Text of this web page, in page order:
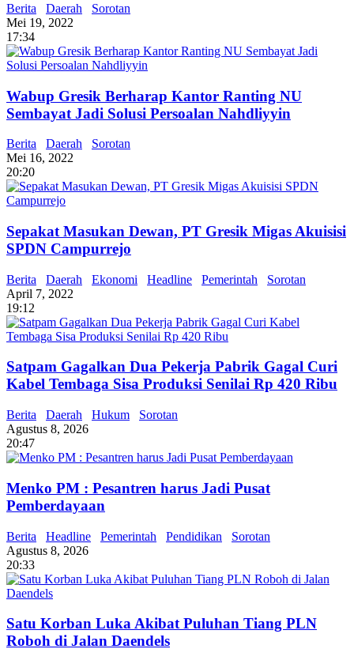
Berita Daerah
Sorotan
Mei 19, 2022
17:34
Wabup Gresik Berharap Kantor Ranting NU
Sembayat Jadi Solusi Persoalan Nahdliyyin
Berita Daerah
Sorotan
Mei 16, 2022
20:20
Sepakat Masukan Dewan, PT Gresik Migas Akuisisi
SPDN Campurrejo
Berita Daerah Ekonomi Headline Pemerintah
Sorotan
April 7, 2022
19:12
Satpam Gagalkan Dua Pekerja Pabrik Gagal Curi
Kabel Tembaga Sisa Produksi Senilai Rp 420 Ribu
Berita Daerah Hukum
Sorotan
Agustus 8, 2026
20:47
Menko PM : Pesantren harus Jadi Pusat
Pemberdayaan
Berita Headline Pemerintah Pendidikan
Sorotan
Agustus 8, 2026
20:33
Satu Korban Luka Akibat Puluhan Tiang PLN
Roboh di Jalan Daendels